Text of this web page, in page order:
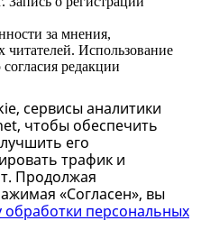
за мнения,
читателей. Использование
редакции
сервисы аналитики
чтобы обеспечить
его
трафик и
Продолжая
«Согласен», вы
обработки персональных